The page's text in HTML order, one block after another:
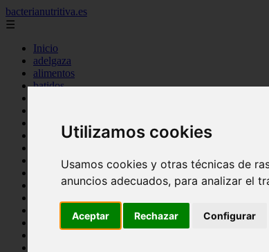
Utilizamos cookies
Usamos cookies y otras técnicas de
anuncios adecuados, para analizar el
Aceptar Rechazar Configurar
bacterianutritiva.es
☰
Inicio
adelgaza
alimentos
batidos
cuanto
ejercicio